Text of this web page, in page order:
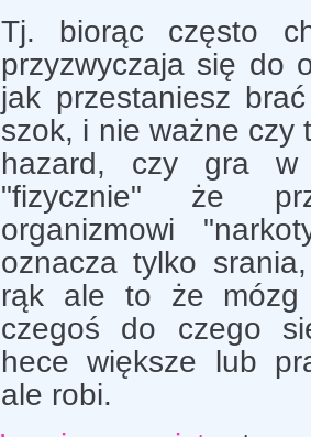
Tj. biorąc często
przyzwyczaja się do
jak przestaniesz
szok, i nie ważne czy
hazard, czy gra w
"fizycznie" że
organizmowi
oznacza tylko
rąk ale to że mózg
czegoś do czego
hece większe lub
ale robi.